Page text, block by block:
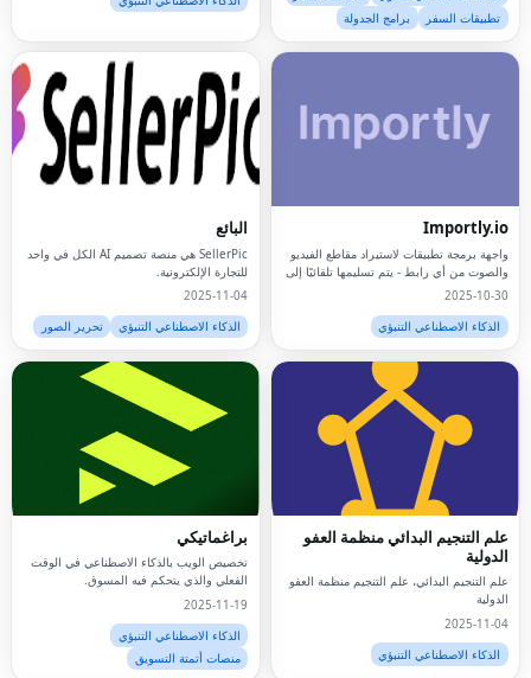
تطبيقات السفر
برامج الجدولة
Importly.io
واجهة برمجة تطبيقات لاستيراد مقاطع الفيديو
والصوت من أي رابط - يتم تسليمها تلقائيًا إلى
تطبيقك أو سير العمل الخاص بك.
2025-10-30
الذكاء الاصطناعي التنبؤي
البائع
SellerPic هي منصة تصميم AI الكل في واحد
للتجارة الإلكترونية.
2025-11-04
الذكاء الاصطناعي التنبؤي
تحرير الصور
علم التنجيم البدائي منظمة العفو
الدولية
علم التنجيم البدائي، علم التنجيم منظمة العفو
الدولية
2025-11-04
الذكاء الاصطناعي التنبؤي
براغماتيكي
تخصيص الويب بالذكاء الاصطناعي في الوقت
الفعلي والذي يتحكم فيه المسوق.
2025-11-19
الذكاء الاصطناعي التنبؤي
منصات أتمتة التسويق